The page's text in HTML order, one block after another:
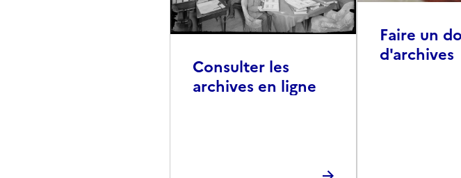
Consulter les
archives en ligne
Faire un
d'archives